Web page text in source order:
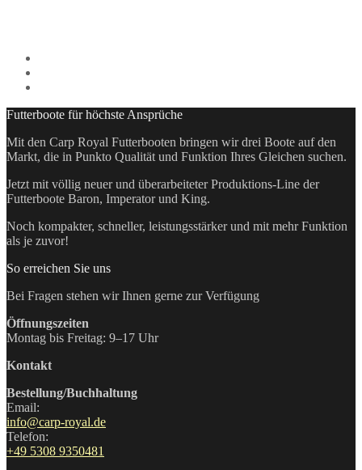
Futterboote für höchste Ansprüche
Mit den Carp Royal Futterbooten bringen wir drei Boote auf den
Markt, die in Punkto Qualität und Funktion Ihres Gleichen suchen.
Jetzt mit völlig neuer und überarbeiteter Produktions-Line der
Futterboote Baron, Imperator und King.
Noch kompakter, schneller, leistungsstärker und mit mehr Funktion
als je zuvor!
So erreichen Sie uns
Bei Fragen stehen wir Ihnen gerne zur Verfügung
Öffnungszeiten
Montag bis Freitag: 9–17 Uhr
Kontakt
Bestellung/Buchhaltung
Email:
info@carp-royal.de
Telefon:
+49 5308 9350481